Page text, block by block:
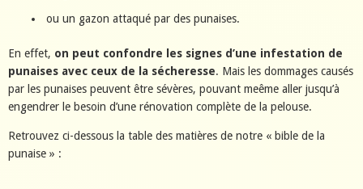
ou un gazon attaqué par des punaises.
En effet, on peut confondre les signes d’une infestation de
punaises avec ceux de la sécheresse. Mais les dommages causés
par les punaises peuvent être sévères, pouvant meême aller jusqu’à
engendrer le besoin d’une rénovation complète de la pelouse.
Retrouvez ci-dessous la table des matières de notre « bible de la
punaise » :